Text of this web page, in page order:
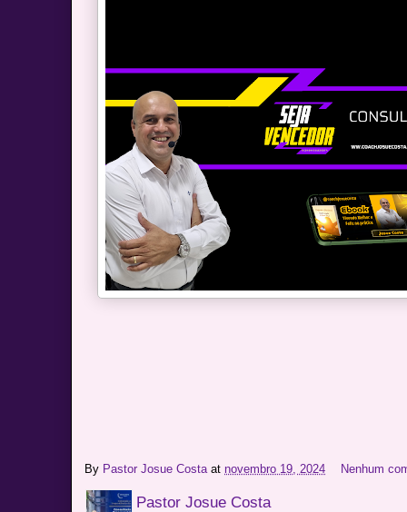
By Pastor Josue Costa atnovembro 19, 2024 Nenhum
Pastor Josue Costa